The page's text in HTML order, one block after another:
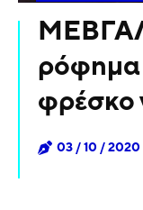
ρόφημα
φρέσκο
03 / 10 / 2020